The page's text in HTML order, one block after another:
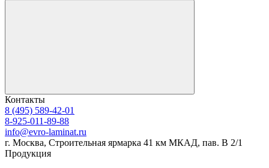
Контакты
8 (495) 589-42-01
8-925-011-89-88
info@evro-laminat.ru
г. Москва, Строительная ярмарка 41 км МКАД, пав. В 2/1
Продукция